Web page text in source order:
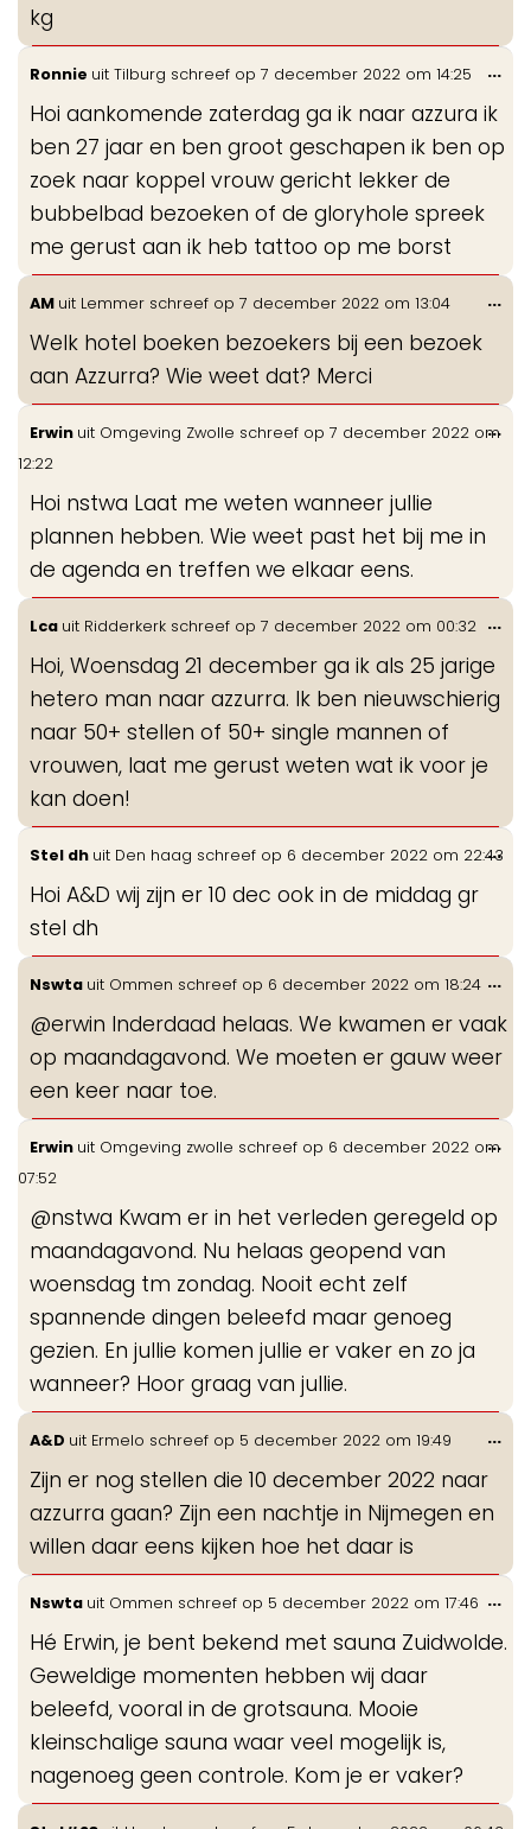
kg
Ronnie uit Tilburg schreef op 7 december 2022 om 14:25
Hoi aankomende zaterdag ga ik naar azzura ik
ben 27 jaar en ben groot geschapen ik ben op
zoek naar koppel vrouw gericht lekker de
bubbelbad bezoeken of de gloryhole spreek
me gerust aan ik heb tattoo op me borst
...
AM uit Lemmer schreef op 7 december 2022 om 13:04
Welk hotel boeken bezoekers bij een bezoek
aan Azzurra? Wie weet dat? Merci
...
Erwin uit Omgeving Zwolle schreef op 7 december 2022 om
12:22
Hoi nstwa Laat me weten wanneer jullie
plannen hebben. Wie weet past het bij me in
de agenda en treffen we elkaar eens.
...
Lca uit Ridderkerk schreef op 7 december 2022 om 00:32
Hoi, Woensdag 21 december ga ik als 25 jarige
hetero man naar azzurra. Ik ben nieuwschierig
naar 50+ stellen of 50+ single mannen of
vrouwen, laat me gerust weten wat ik voor je
kan doen!
...
Stel dh uit Den haag schreef op 6 december 2022 om 22:43
Hoi A&D wij zijn er 10 dec ook in de middag gr
stel dh
...
Nswta uit Ommen schreef op 6 december 2022 om 18:24
@erwin Inderdaad helaas. We kwamen er vaak
op maandagavond. We moeten er gauw weer
een keer naar toe.
...
Erwin uit Omgeving zwolle schreef op 6 december 2022 om
07:52
@nstwa Kwam er in het verleden geregeld op
maandagavond. Nu helaas geopend van
woensdag tm zondag. Nooit echt zelf
spannende dingen beleefd maar genoeg
gezien. En jullie komen jullie er vaker en zo ja
wanneer? Hoor graag van jullie.
...
A&D uit Ermelo schreef op 5 december 2022 om 19:49
Zijn er nog stellen die 10 december 2022 naar
azzurra gaan? Zijn een nachtje in Nijmegen en
willen daar eens kijken hoe het daar is
...
Nswta uit Ommen schreef op 5 december 2022 om 17:46
Hé Erwin, je bent bekend met sauna Zuidwolde.
Geweldige momenten hebben wij daar
beleefd, vooral in de grotsauna. Mooie
kleinschalige sauna waar veel mogelijk is,
nagenoeg geen controle. Kom je er vaker?
...